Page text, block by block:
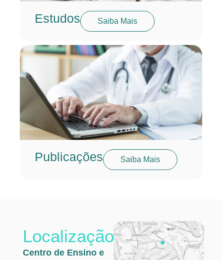
Estudos Saiba Mais
Publicações Saiba Mais
Localização
Centro de Ensino e